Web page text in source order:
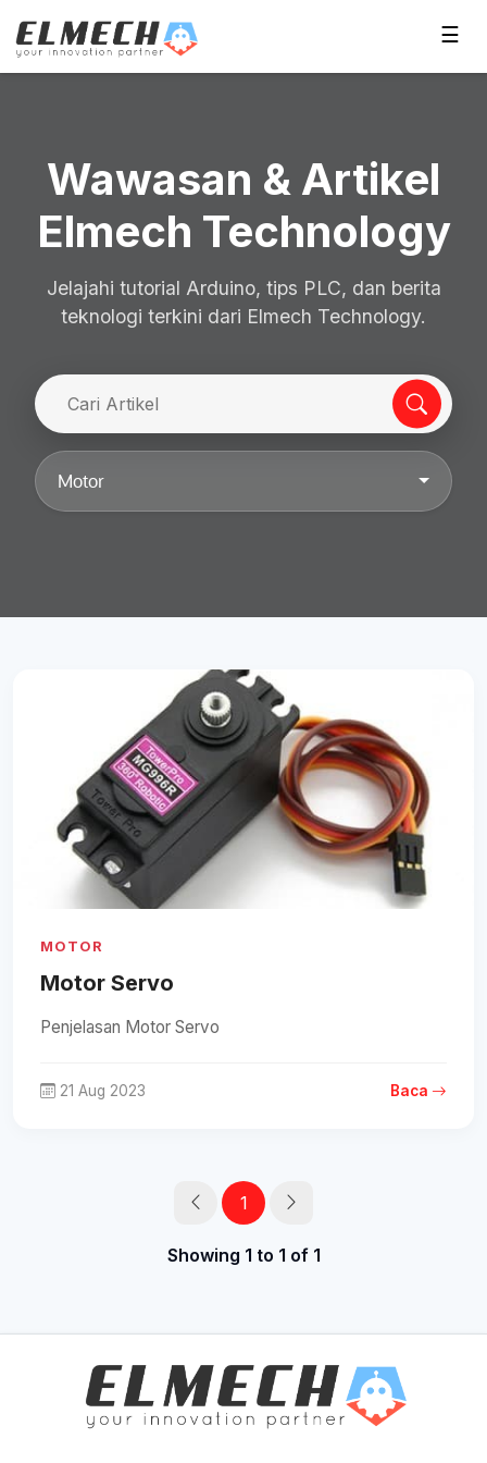
☰
Wawasan & Artikel
Elmech Technology
Jelajahi tutorial Arduino, tips PLC, dan berita
teknologi terkini dari Elmech Technology.
Motor
MOTOR
Motor Servo
Penjelasan Motor Servo
21 Aug 2023 Baca
1
Showing 1 to 1 of 1